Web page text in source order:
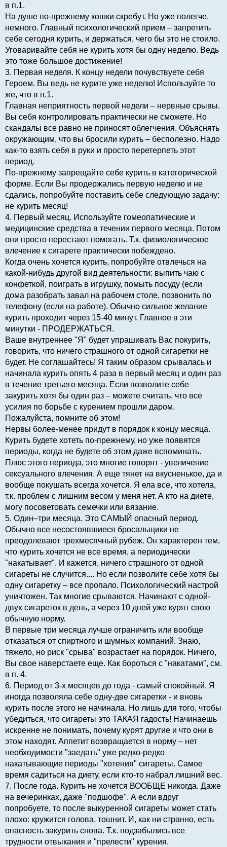
в п.1.
На душе по-прежнему кошки скребут. Но уже полегче,
немного. Главный психологический прием – запретить
себе сегодня курить, и держаться, чего бы это не стоило.
Уговаривайте себя не курить хотя бы одну неделю. Ведь
это тоже большое достижение!
3. Первая неделя. К концу недели почувствуете себя
Героем. Вы ведь не курите уже неделю! Используйте то
же, что в п.1.
Главная неприятность первой недели – нервные срывы.
Вы себя контролировать практически не сможете. Но
скандалы все равно не приносят облегчения. Объяснять
окружающим, что вы бросили курить – бесполезно. Надо
как-то взять себя в руки и просто перетерпеть этот
период.
По-прежнему запрещайте себе курить в категорической
форме. Если Вы продержались первую неделю и не
сдались, попробуйте поставить себе следующую задачу:
не курить месяц!
4. Первый месяц. Используйте гомеопатические и
медицинские средства в течении первого месяца. Потом
они просто перестают помогать. Т.к. физиологическое
влечение к сигарете практически побеждено.
Когда очень хочется курить, попробуйте отвлечься на
какой-нибудь другой вид деятельности: выпить чаю с
конфеткой, поиграть в игрушку, помыть посуду (если
дома разобрать завал на рабочем столе, позвонить по
телефону (если на работе). Обычно сильное желание
курить проходит через 15-40 минут. Главное в эти
минутки - ПРОДЕРЖАТЬСЯ.
Ваше внутреннее "Я" будет упрашивать Вас покурить,
говорить, что ничего страшного от одной сигаретки не
будет. Не соглашайтесь! Я таким образом срывалась и
начинала курить опять 4 раза в первый месяц и один раз
в течение третьего месяца. Если позволите себе
закурить хотя бы один раз – можете считать, что все
усилия по борьбе с курением прошли даром.
Пожалуйста, помните об этом!
Нервы более-менее придут в порядок к концу месяца.
Курить будете хотеть по-прежнему, но уже появятся
периоды, когда не будете об этом даже вспоминать.
Плюс этого периода, это многие говорят - увеличение
сексуального влечения. А еще тянет на вкусненькое, да и
вообще покушать всегда хочется. Я ела все, что хотела,
т.к. проблем с лишним весом у меня нет. А кто на диете,
могу посоветовать семечки или вязание.
5. Один–три месяца. Это САМЫЙ опасный период.
Обычно все несостоявшиеся бросальщики не
преодолевают трехмесячный рубеж. Он характерен тем,
что курить хочется не все время, а периодически
"накатывает". И кажется, ничего страшного от одной
сигареты не случится.... Но если позволите себе хотя бы
одну сигаретку – все пропало. Психологический настрой
уничтожен. Так многие срываются. Начинают с одной-
двух сигареток в день, а через 10 дней уже курят свою
обычную норму.
В первые три месяца лучше ограничить или вообще
отказаться от спиртного и шумных компаний. Знаю,
тяжело, но риск "срыва" возрастает на порядок. Ничего,
Вы свое наверстаете еще. Как бороться с "накатами", см.
в п. 4.
6. Период от 3-х месяцев до года - самый спокойный. Я
иногда позволяла себе одну-две сигаретки - и вновь
курить после этого не начинала. Но лишь для того, чтобы
убедиться, что сигареты это ТАКАЯ гадость! Начинаешь
искренне не понимать, почему курят другие и что они в
этом находят. Аппетит возвращается в норму – нет
необходимости "заедать" уже редко-редко
накатывающие периоды "хотения" сигареты. Самое
время садиться на диету, если кто-то набрал лишний вес.
7. После года. Курить не хочется ВООБЩЕ никогда. Даже
на вечеринках, даже "подшофе". А если вдруг
попробуете, то после выкуренной сигареты может стать
плохо: кружится голова, тошнит. И, как ни странно, есть
опасность закурить снова. Т.к. подзабылись все
трудности отвыкания и "прелести" курения.